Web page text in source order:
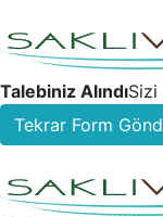
Talebiniz AlındıSizi
Tekrar Form